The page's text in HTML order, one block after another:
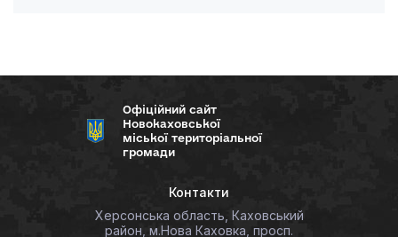
Офіційний сайт
Новокаховської
міської територіальної
громади
Контакти
Херсонська область, Каховський
район, м.Нова Каховка, просп.